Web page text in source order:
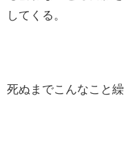
してくる。
死ぬまでこんなこと